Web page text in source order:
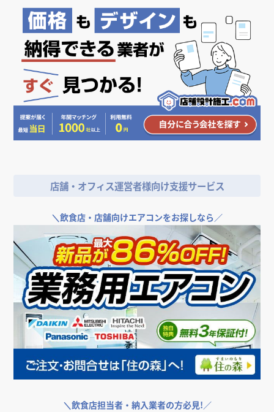
店舗・オフィス運営者様向け支援サービス
＼飲食店・店舗向けエアコンをお探しなら／
＼飲食店担当者・納入業者の方必見!／